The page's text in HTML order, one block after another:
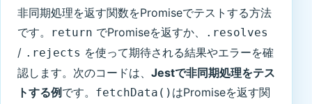
非同期処理を返す関数をPromiseでテストする方法
です。
return でPromiseを返すか、 .resolves
/ .rejects を使って期待される結果やエラーを確
認します。次のコードは、 Jestで非同期処理をテス
トする例です。 fetchData() はPromiseを返す関